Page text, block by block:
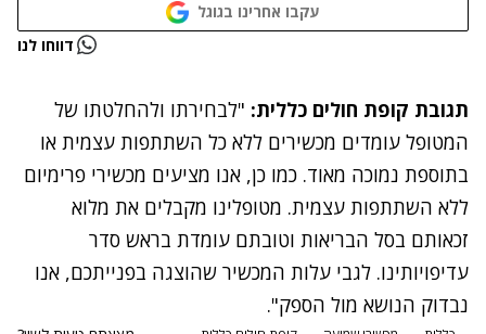
עקבו אחרינו בגוגל
דווחו לנו
תגובת קופת חולים כללית: "לבחירתו ולהחלטתו של
המטופל עומדים מכשירים ללא כל השתתפות עצמית או
בתוספת נמוכה מאוד. כמו כן, אנו מציעים מכשירי פרימיום
ללא השתתפות עצמית. מטופלינו מקבלים את מלוא
זכאותם בסל הבריאות וטובתם עומדת בראש סדר
עדיפויותינו. לגבי עלות המכשיר שהוצגה בפנייתכם, אנו
נבדוק הנושא מול הספק".